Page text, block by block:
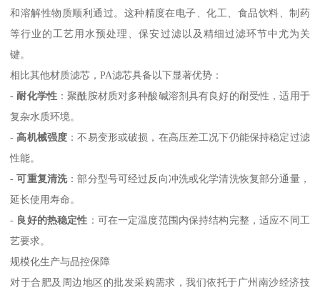
和溶解性物质顺利通过。这种精度在电子、化工、食品饮料、制药
等行业的工艺用水预处理、保安过滤以及精细过滤环节中尤为关
键。
相比其他材质滤芯，PA滤芯具备以下显著优势：
-耐化学性 ：聚酰胺材质对多种酸碱溶剂具有良好的耐受性，适用于
复杂水质环境。
-高机械强度 ：不易变形或破损，在高压差工况下仍能保持稳定过滤
性能。
-可重复清洗：部分型号可经过反向冲洗或化学清洗恢复部分通量，
延长使用寿命。
- 良好的热稳定性 ：可在一定温度范围内保持结构完整，适应不同工
艺要求。
规模化生产与品控保障
对于合肥及周边地区的批发采购需求，我们依托于广州南沙经济技